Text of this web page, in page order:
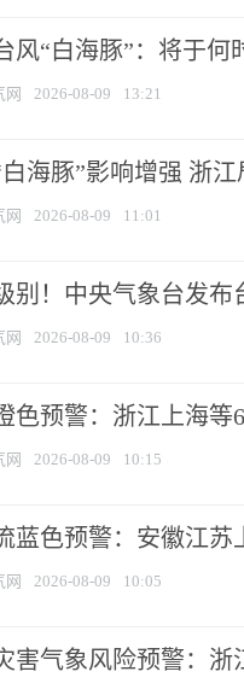
风“白海豚”：将于
网 2026-08-09 13:21
白海豚”影响增强 浙
网 2026-08-09 11:01
别！中央气象台发布
网 2026-08-09 10:36
色预警：浙江上海等
网 2026-08-09 10:15
蓝色预警：安徽江苏
网 2026-08-09 10:05
害气象风险预警：浙